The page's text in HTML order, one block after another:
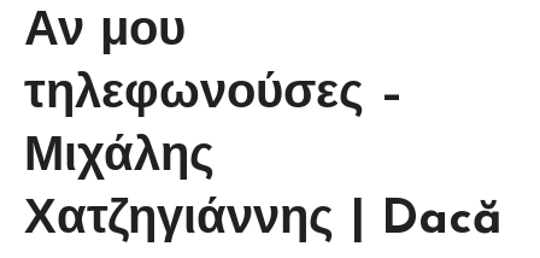
Αν μου
τηλεφωνούσες –
Μιχάλης
Χατζηγιάννης | Dacă